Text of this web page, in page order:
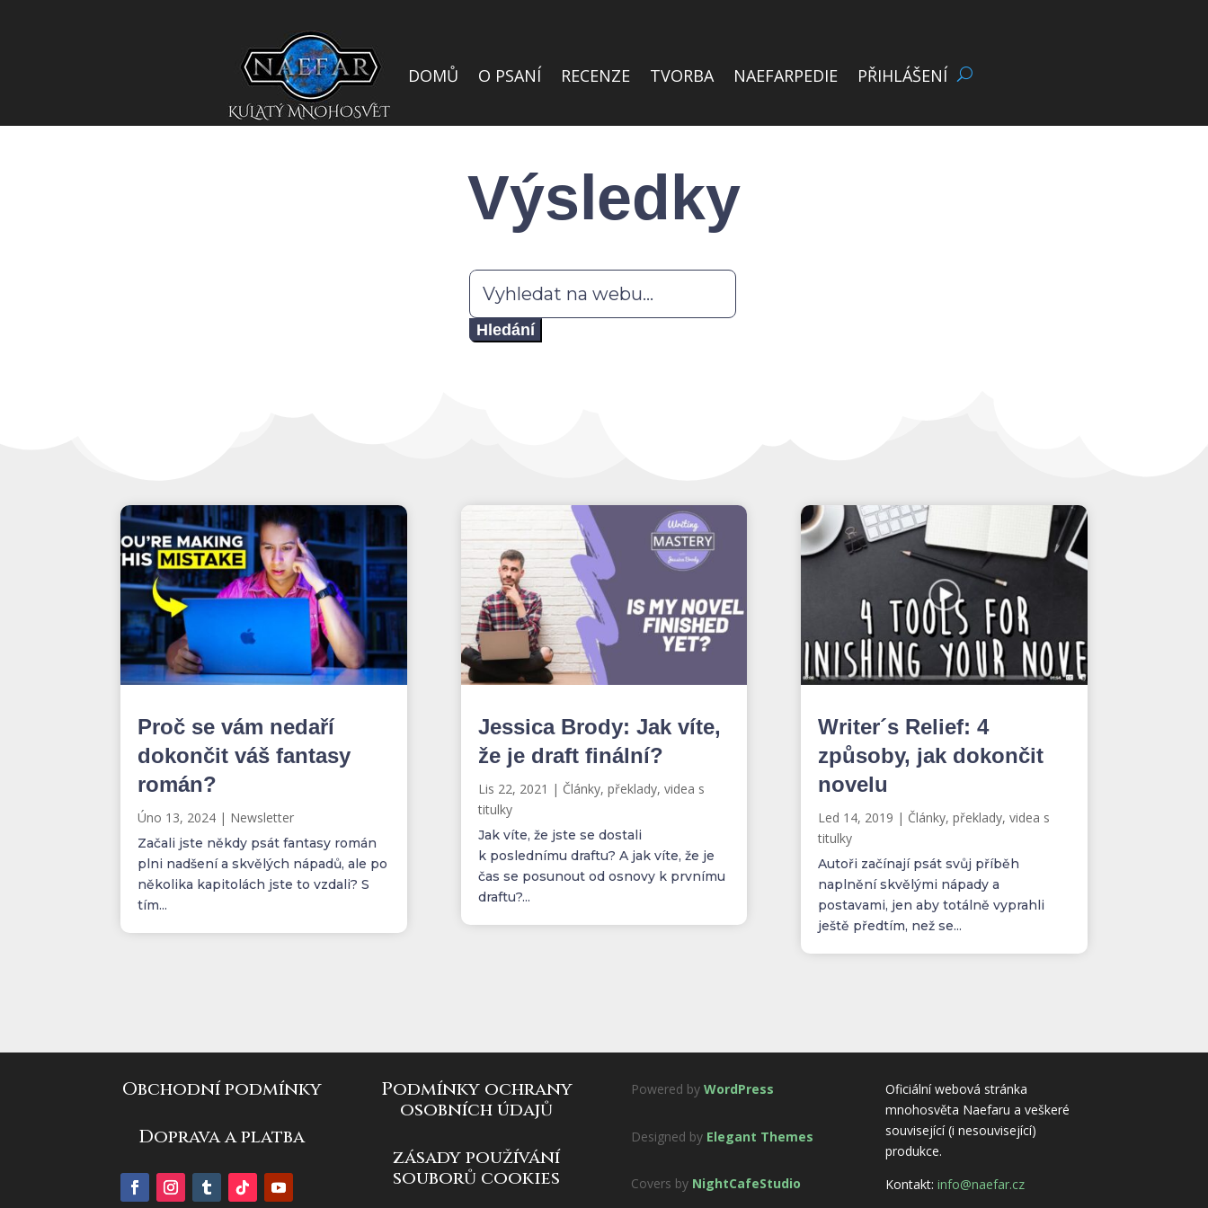
DOMŮ O PSANÍ RECENZE TVORBA NAEFARPEDIE PŘIHLÁŠENÍ
Výsledky
Hledat:
Proč se vám nedaří
dokončit váš fantasy
román?
Úno 13, 2024 | Newsletter
Začali jste někdy psát fantasy román
plni nadšení a skvělých nápadů, ale po
několika kapitolách jste to vzdali? S
tím...
Jessica Brody: Jak víte,
že je draft finální?
Lis 22, 2021 | Články, překlady, videa s
titulky
Jak víte, že jste se dostali
k poslednímu draftu? A jak víte, že je
čas se posunout od osnovy k prvnímu
draftu?...
Writer´s Relief: 4
způsoby, jak dokončit
novelu
Led 14, 2019 | Články, překlady, videa s
titulky
Autoři začínají psát svůj příběh
naplnění skvělými nápady a
postavami, jen aby totálně vyprahli
ještě předtím, než se...
Obchodní podmínky
Doprava a platba
Podmínky ochrany
osobních údajů
zásady používání
souborů cookies
Powered by WordPress
Designed by Elegant Themes
Covers by NightCafeStudio
Oficiální webová stránka
mnohosvěta Naefaru a veškeré
související (i nesouvisející)
produkce.
Kontakt:info@naefar.cz